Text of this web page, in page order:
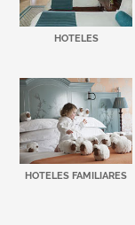
HOTELES
HOTELES FAMILIARES